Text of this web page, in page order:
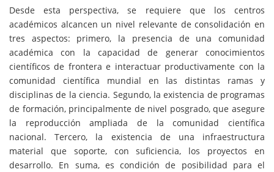
Desde esta perspectiva, se requiere que los centros
académicos alcancen un nivel relevante de consolidación en
tres aspectos: primero, la presencia de una comunidad
académica con la capacidad de generar conocimientos
científicos de frontera e interactuar productivamente con la
comunidad científica mundial en las distintas ramas y
disciplinas de la ciencia. Segundo, la existencia de programas
de formación, principalmente de nivel posgrado, que asegure
la reproducción ampliada de la comunidad científica
nacional. Tercero, la existencia de una infraestructura
material que soporte, con suficiencia, los proyectos en
desarrollo. En suma, es condición de posibilidad para el